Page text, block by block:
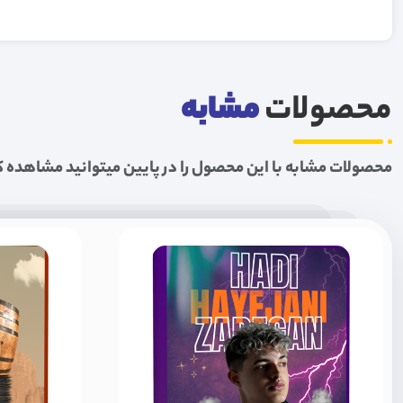
محصولاتمشابه
محصولات مشابه با این محصول را در پایین میتوانید مشاهده